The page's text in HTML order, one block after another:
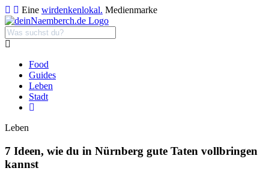
Eine wirdenkenlokal. Medienmarke
Food
Guides
Leben
Stadt
Leben
7 Ideen, wie du in Nürnberg gute Taten vollbringen
kannst